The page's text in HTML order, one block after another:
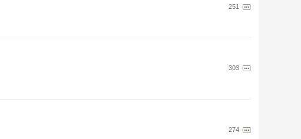
251
303
274